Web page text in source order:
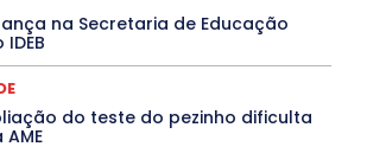
PROCESSO SELETIVO
PUBLIEDITORIAL
QUALIFICAÇÃO PROFISSIONAL
RESIDÊNCIA
Rio de Janeiro
Agora
TEATRO TECNOLOGIA
TIC TAC
Tocantins
na Secretaria de Educação
do teste do pezinho dificulta